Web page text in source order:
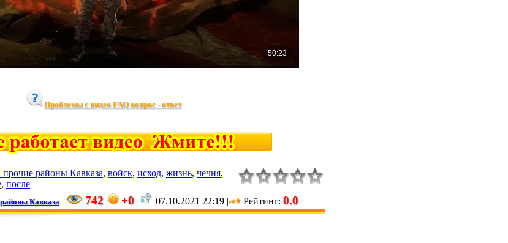
Проблемы с видео FAQ вопрос - ответ
районы Кавказа, войск, исход, жизнь, чечня,
, после
Кавказа | 742 | +0 | 07.10.2021 22:19 | Рейтинг: 0.0